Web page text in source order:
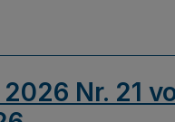
2026 Nr. 21